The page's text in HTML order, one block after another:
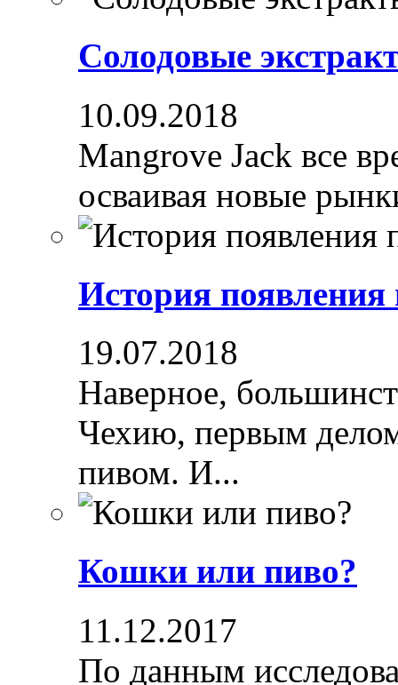
Солодовые
10.09.2018
Mangrove Jack все
осваивая новые
История появления
19.07.2018
Наверное,
Чехию, первым
пивом. И...
Кошки или пиво?
11.12.2017
По данным